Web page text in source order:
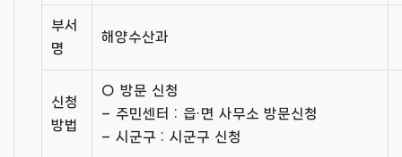
부서
명
해양수산과
신청
방법
○ 방문 신청
– 주민센터 : 읍·면 사무소 방문신청
– 시군구 : 시군구 신청